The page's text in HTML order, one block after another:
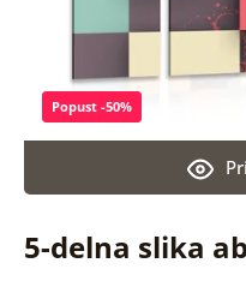
5-delna slika
Popust -50%